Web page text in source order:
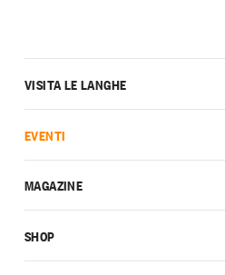
VISITA LE LANGHE
EVENTI
MAGAZINE
SHOP